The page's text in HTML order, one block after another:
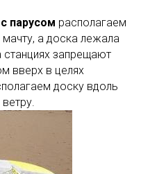
парусом располагаем
мачту, а доска лежала
запрещают
вверх в целях
доску вдоль